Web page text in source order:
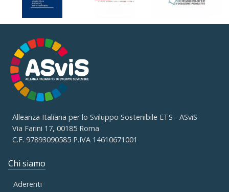
Alleanza Italiana per lo Sviluppo Sostenibile ETS - ASviS
Via Farini 17, 00185 Roma
C.F. 97893090585 P.IVA 14610671001
Chi siamo
Aderenti